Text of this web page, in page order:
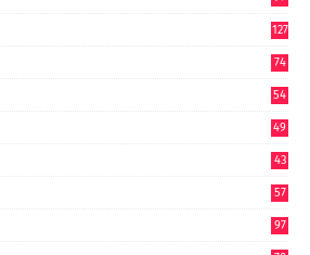
127
74
54
49
43
57
97